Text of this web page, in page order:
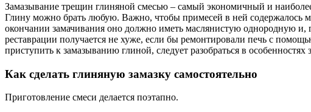
Замазывание трещин глиняной смесью – самый экономичный и
Глину можно брать любую. Важно, чтобы примесей в ней содержалось
окончании замачивания оно должно иметь маслянистую однородную и,
реставрации получается не хуже, если бы ремонтировали печь с
приступить к замазыванию глиной, следует разобраться в особенностях
Как сделать глиняную замазку самостоятельно
Приготовление смеси делается поэтапно.